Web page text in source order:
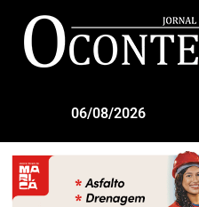
06/08/2026